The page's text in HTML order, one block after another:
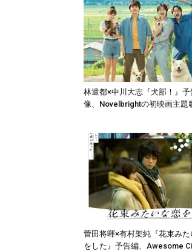
林遣都×中川大志『犬部！』予
像、Novelbrightの初映画主題
菅田将暉×有村架純『花束み
をした』予告編、Awesome